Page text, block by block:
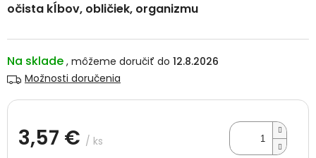
Na sklade
12.8.2026
Možnosti doručenia
3,57 € / ks
očista kĺbov, obličiek, organizmu
z
hviezdičiek.